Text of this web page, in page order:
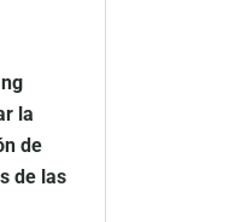
la
de
de las